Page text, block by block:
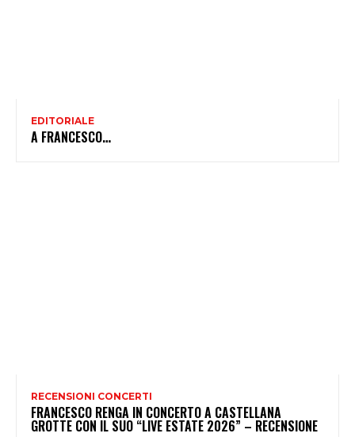
EDITORIALE
A FRANCESCO…
RECENSIONI CONCERTI
FRANCESCO RENGA IN CONCERTO A CASTELLANA
GROTTE CON IL SUO “LIVE ESTATE 2026” – RECENSIONE